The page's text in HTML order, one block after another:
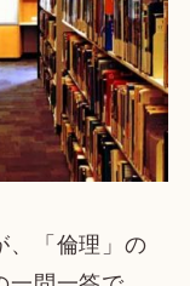
、「倫理」の